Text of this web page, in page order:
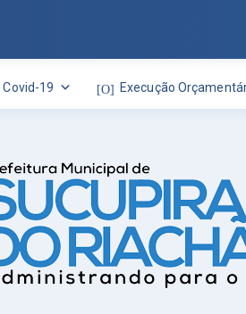
Covid-19 Execução